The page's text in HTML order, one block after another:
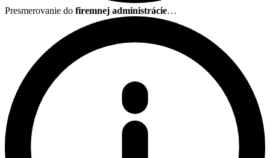
Presmerovanie do firemnej administrácie…